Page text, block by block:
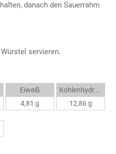
danach den Sauerrahm
servieren.
Eiweiß
4,81 g
Kohlenhydrate
12,86 g